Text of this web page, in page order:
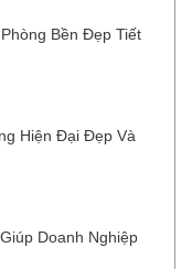
Bền Đẹp Tiết
Hiện Đại Đẹp Và
Doanh Nghiệp